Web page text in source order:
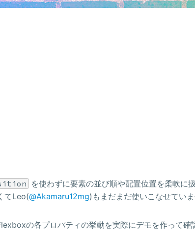
を使わずに要素の並び順や配置位置を柔軟に
てLeo(@Akamaru12mg)もまだまだ使いこなせてい
の各プロパティの挙動を実際にデモを作って確